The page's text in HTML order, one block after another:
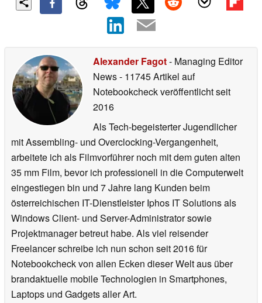
Alexander Fagot- Managing Editor
News- 11745 Artikel auf
Notebookcheck veröffentlichtseit
2016
Als Tech-begeisterter Jugendlicher
mit Assembling- und Overclocking-Vergangenheit,
arbeitete ich als Filmvorführer noch mit dem guten alten
35 mm Film, bevor ich professionell in die Computerwelt
eingestiegen bin und 7 Jahre lang Kunden beim
österreichischen IT-Dienstleister Iphos IT Solutions als
Windows Client- und Server-Administrator sowie
Projektmanager betreut habe. Als viel reisender
Freelancer schreibe ich nun schon seit 2016 für
Notebookcheck von allen Ecken dieser Welt aus über
brandaktuelle mobile Technologien in Smartphones,
Laptops und Gadgets aller Art.